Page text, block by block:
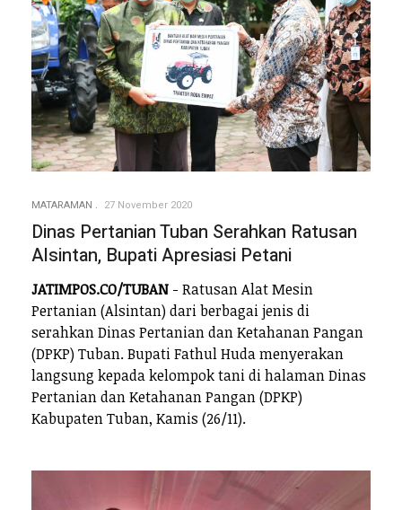
MATARAMAN 27 November 2020
Dinas Pertanian Tuban Serahkan Ratusan
Alsintan, Bupati Apresiasi Petani
JATIMPOS.CO/TUBAN - Ratusan Alat Mesin
Pertanian (Alsintan) dari berbagai jenis di
serahkan Dinas Pertanian dan Ketahanan Pangan
(DPKP) Tuban. Bupati Fathul Huda menyerakan
langsung kepada kelompok tani di halaman Dinas
Pertanian dan Ketahanan Pangan (DPKP)
Kabupaten Tuban, Kamis (26/11).